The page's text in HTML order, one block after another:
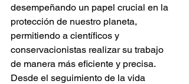
desempeñando un papel crucial en la
protección de nuestro planeta,
permitiendo a científicos y
conservacionistas realizar su trabajo
de manera más eficiente y precisa.
Desde el seguimiento de la vida